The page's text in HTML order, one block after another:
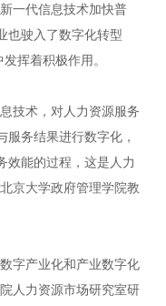
一代信息技术加快普
也驶入了数字化转型
挥着积极作用。
技术，对人力资源服务
务结果进行数字化，
效能的过程，这是人力
京大学政府管理学院教
字产业化和产业数字化
人力资源市场研究室研